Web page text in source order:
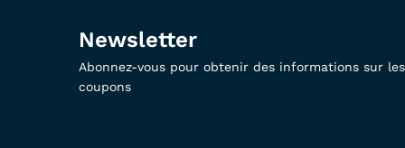
Newsletter
Abonnez-vous pour obtenir des informations sur
coupons